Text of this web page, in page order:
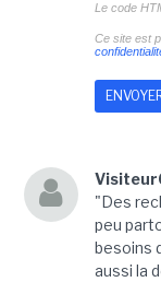
Le code
Ce site est
"Des
peu
besoins
aussi la